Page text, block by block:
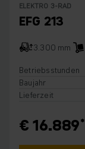
ELEKTRO 3-RAD
EFG 213
3.300 mm
Betriebsstunden
Baujahr
Lieferzeit
€ 16.889